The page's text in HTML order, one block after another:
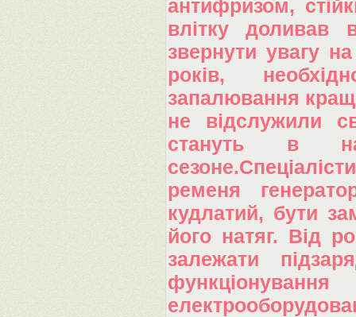
антифризом,
влітку доливав
звернути увагу
років,
запалювання
не відслужили
стануть в
ременя
кудлатий, бути
його натяг. Від
залежати